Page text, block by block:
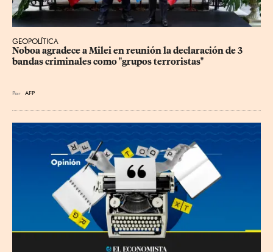
GEOPOLÍTICA
Noboa agradece a Milei en reunión la declaración de 3
bandas criminales como "grupos terroristas"
Por AFP